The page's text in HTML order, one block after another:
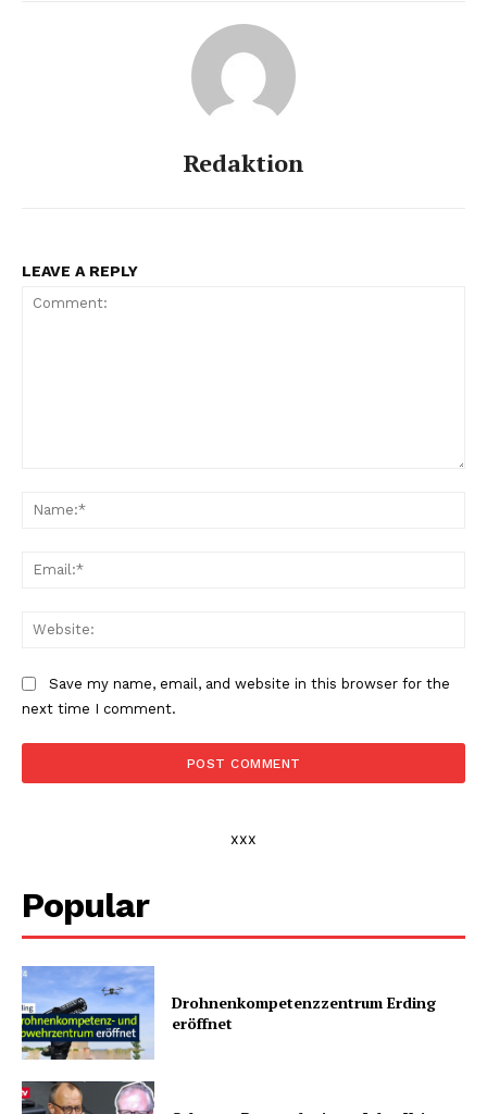
Redaktion
LEAVE A REPLY
Save my name, email, and website in this browser for the
next time I comment.
xxx
Popular
Drohnenkompetenz­zentrum Erding
eröffnet